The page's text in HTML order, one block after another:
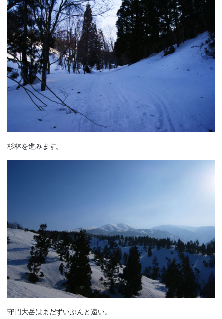
杉林を進みます。
守門大岳はまだずいぶんと遠い。